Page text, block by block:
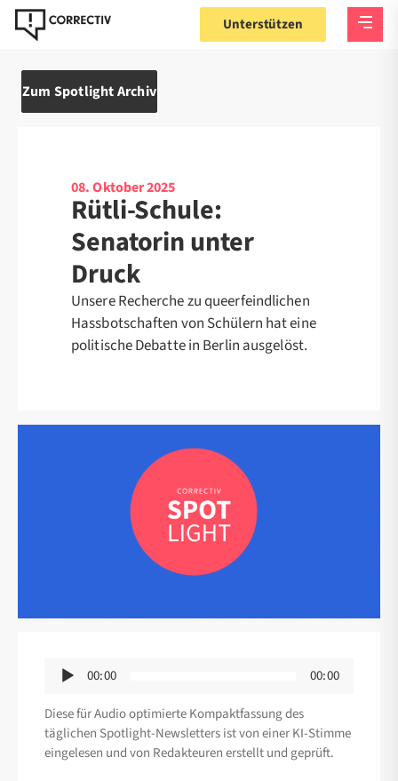
Unterstützen
Zum Spotlight Archiv
08. Oktober 2025
Rütli-Schule:
Senatorin unter
Druck
Unsere Recherche zu queerfeindlichen
Hassbotschaften von Schülern hat eine
politische Debatte in Berlin ausgelöst.
Audio-
00:00 00:00
Diese für Audio optimierte Kompaktfassung des
täglichen Spotlight-Newsletters ist von einer KI-Stimme
eingelesen und von Redakteuren erstellt und geprüft.